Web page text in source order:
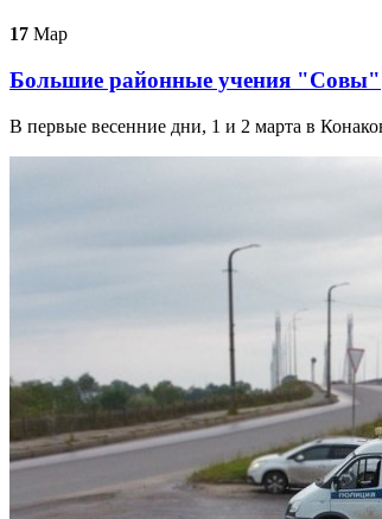
17 Мар
Большие районные учения "Совы"
В первые весенние дни, 1 и 2 марта в